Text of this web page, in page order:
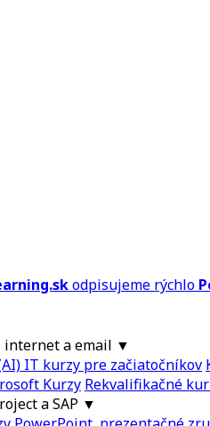
odpisujeme rýchlo
internet a email ▼
IT kurzy pre začiatočníkov
Kurzy Rekvalifikačné
a SAP ▼